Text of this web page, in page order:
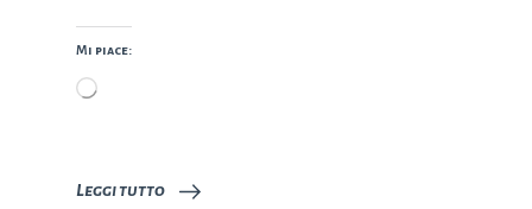
Mi piace:
Caricamento
Leggi tutto